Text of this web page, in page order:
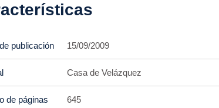
publicación 15/09/2009
Casa de Velázquez
de páginas 645